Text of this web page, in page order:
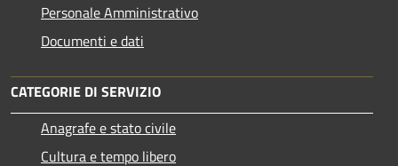
Personale Amministrativo
Documenti e dati
CATEGORIE DI SERVIZIO
Anagrafe e stato civile
Cultura e tempo libero